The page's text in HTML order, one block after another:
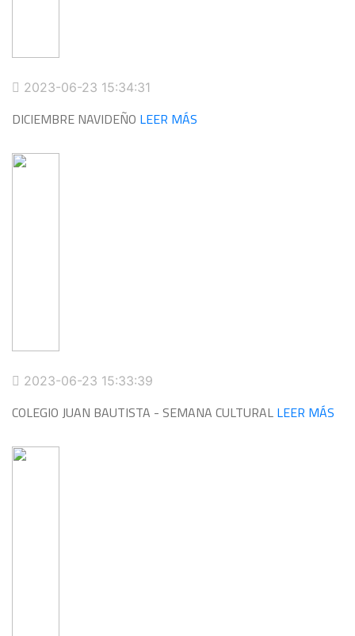
2023-06-23 15:34:31
DICIEMBRE NAVIDEÑO LEER MÁS
2023-06-23 15:33:39
COLEGIO JUAN BAUTISTA - SEMANA CULTURALLEER MÁS